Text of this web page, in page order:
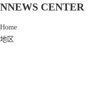
NNEWS CENTER
Home
地区